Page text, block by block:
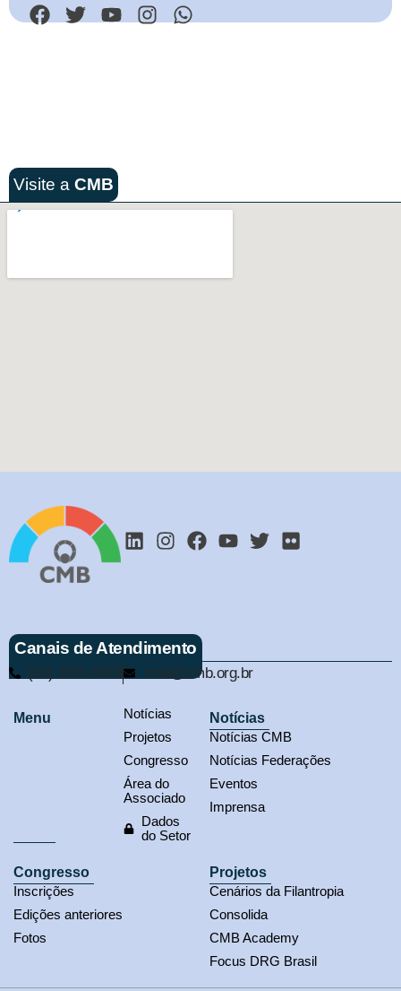
Visite a CMB
Canais de Atendimento
(61) 3321-9563 cmb@cmb.org.br
Menu
Notícias
Projetos
Congresso
Área do
Associado
Dados
do Setor
Notícias
Notícias CMB
Notícias Federações
Eventos
Imprensa
Congresso
Inscrições
Edições anteriores
Fotos
Projetos
Cenários da Filantropia
Consolida
CMB Academy
Focus DRG Brasil